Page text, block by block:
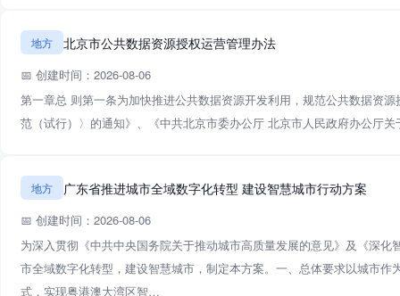
地方 北京市公共数据资源授权运营管理办法
📅 创建时间：2026-08-06
第一章总 则第一条为加快推进公共数据资源开发利用，规范公共数据资
范（试行）〉的通知》、《中共北京市委办公厅 北京市人民政府办公厅
地方 广东省推进城市全域数字化转型 建设智慧城市行动方案
📅 创建时间：2026-08-06
为深入贯彻《中共中央国务院关于推动城市高质量发展的意见》及《深
市全域数字化转型，建设智慧城市，制定本方案。一、总体要求以城市
式，实现粤港澳大湾区智…